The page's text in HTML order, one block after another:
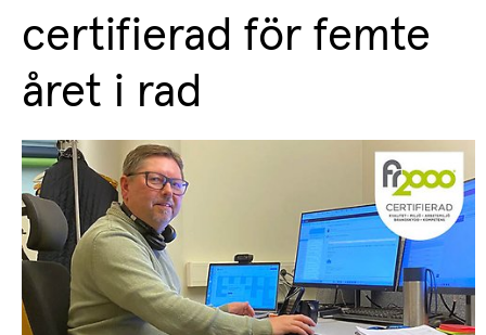
certifierad för femte
året i rad